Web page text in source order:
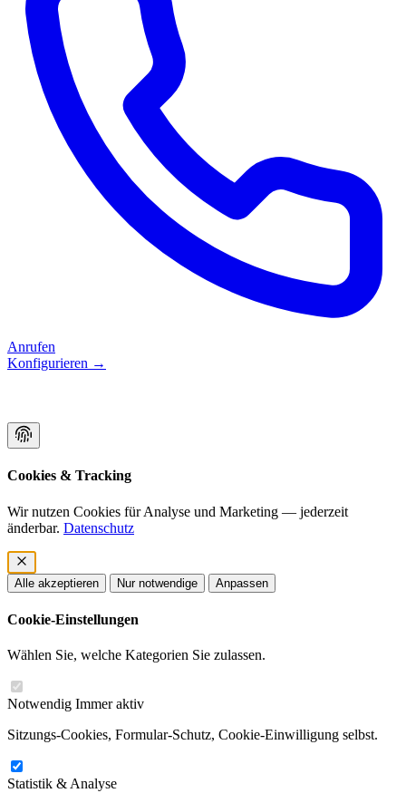
Anrufen
Konfigurieren →
Cookies & Tracking
Wir nutzen Cookies für Analyse und Marketing — jederzeit
änderbar. Datenschutz
Alle akzeptieren Nur notwendige Anpassen
Cookie-Einstellungen
Wählen Sie, welche Kategorien Sie zulassen.
Notwendig Immer aktiv
Sitzungs-Cookies, Formular-Schutz, Cookie-Einwilligung selbst.
Statistik & Analyse